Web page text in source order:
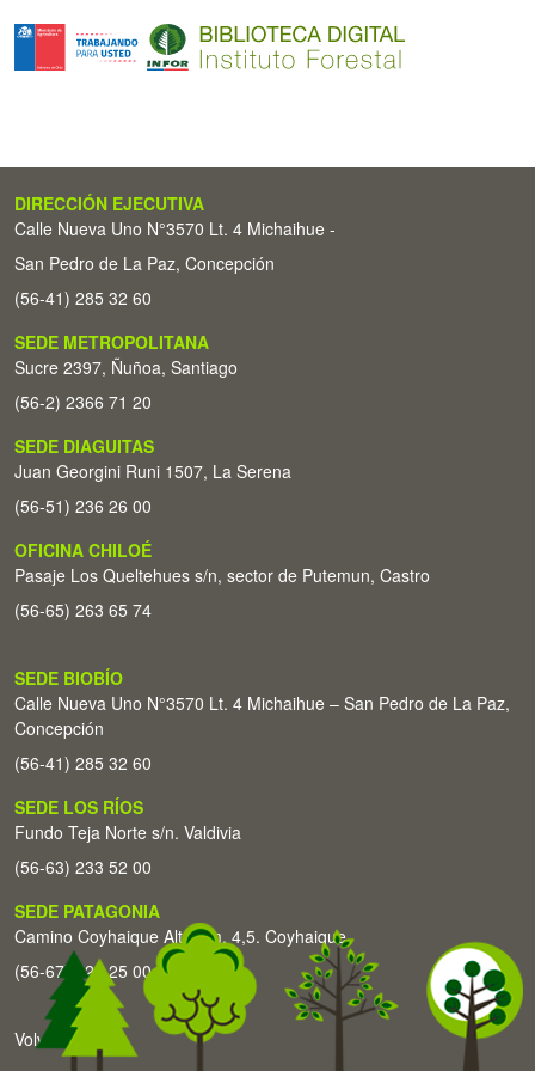
DIRECCIÓN EJECUTIVA
Calle Nueva Uno N°3570 Lt. 4 Michaihue -
San Pedro de La Paz, Concepción
(56-41) 285 32 60
SEDE METROPOLITANA
Sucre 2397, Ñuñoa, Santiago
(56-2) 2366 71 20
SEDE DIAGUITAS
Juan Georgini Runi 1507, La Serena
(56-51) 236 26 00
OFICINA CHILOÉ
Pasaje Los Queltehues s/n, sector de Putemun, Castro
(56-65) 263 65 74
SEDE BIOBÍO
Calle Nueva Uno N°3570 Lt. 4 Michaihue – San Pedro de La Paz,
Concepción
(56-41) 285 32 60
SEDE LOS RÍOS
Fundo Teja Norte s/n. Valdivia
(56-63) 233 52 00
SEDE PATAGONIA
Camino Coyhaique Alto Km. 4,5. Coyhaique
(56-67) 226 25 00
Volver arriba